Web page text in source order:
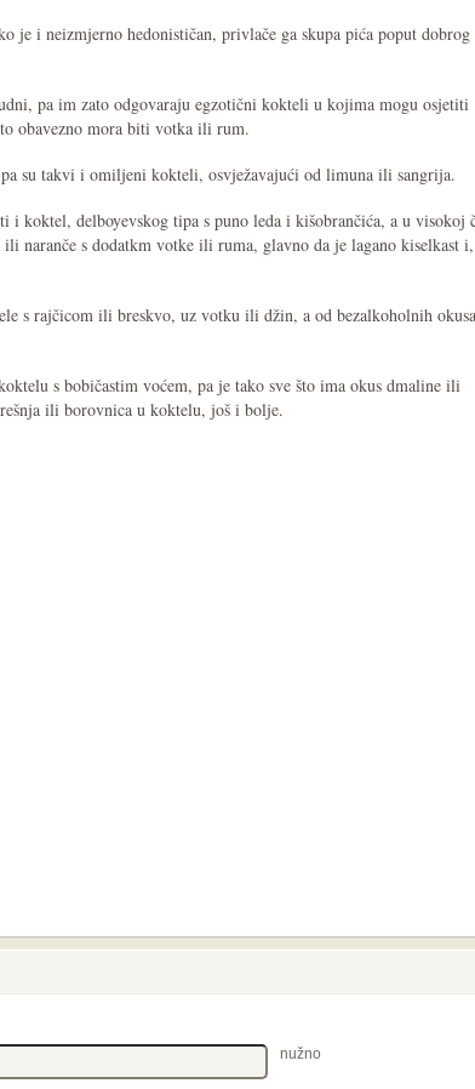
je i neizmjerno hedonističan, privlače ga skupa pića poput dobrog
pa im zato odgovaraju egzotični kokteli u kojima mogu osjetiti
obavezno mora biti votka ili rum.
su takvi i omiljeni kokteli, osvježavajući od limuna ili sangrija.
i koktel, delboyevskog tipa s puno leda i kišobrančića, a u visokoj
naranče s dodatkm votke ili ruma, glavno da je lagano kiselkast i,
s rajčicom ili breskvo, uz votku ili džin, a od bezalkoholnih okusa
s bobičastim voćem, pa je tako sve što ima okus dmaline ili
ili borovnica u koktelu, još i bolje.
nužno